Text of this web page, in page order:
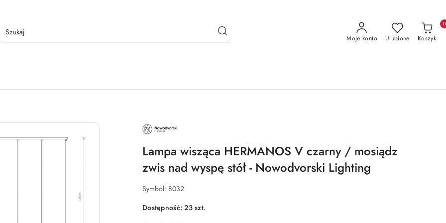
Moje konto Ulubione Koszyk
0
NAZWA
PRODUCENTA:
LIGHTING
Lampa wisząca HERMANOS V czarny / mosiądz
zwis nad wyspę stół - Nowodvorski Lighting
Symbol: 8032
Dostępność:23szt.